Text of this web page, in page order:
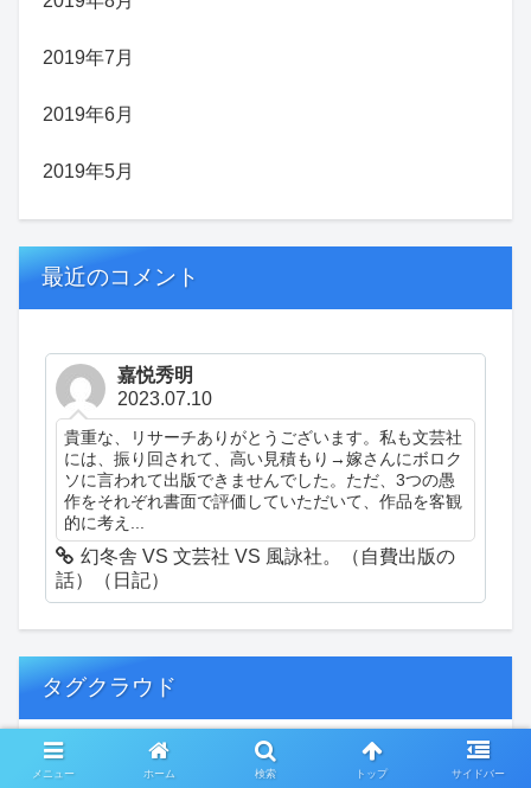
2019年7月
2019年6月
2019年5月
最近のコメント
嘉悦秀明
2023.07.10
貴重な、リサーチありがとうございます。私も文芸社
には、振り回されて、高い見積もり→嫁さんにボロク
ソに言われて出版できませんでした。ただ、3つの愚
作をそれぞれ書面で評価していただいて、作品を客観
的に考え...
幻冬舎 VS 文芸社 VS 風詠社。（自費出版の
話）（日記）
タグクラウド
創作 精神病患者の日常
メニュー ホーム 検索 トップ サイドバー